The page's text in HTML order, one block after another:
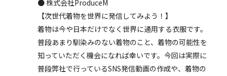
● 株式会社ProduceM
【次世代着物を世界に発信してみよう！】
着物は今や日本だけでなく世界に通用する衣服です。
普段あまり馴染みのない着物のこと、着物の可能性を
知っていただく機会になれば幸いです。今回は実際に
普段弊社で行っているSNS発信動画の作成や、着物の